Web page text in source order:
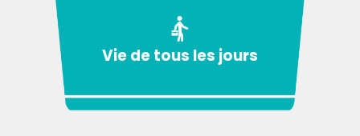
Vie de tous les jours